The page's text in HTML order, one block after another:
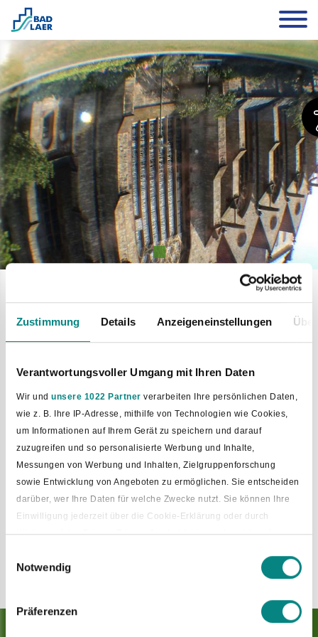
Zustimmung Details Anzeigeneinstellungen
Verantwortungsvoller Umgang mit Ihren Daten
Wir und unsere 1022 Partner verarbeiten Ihre persönlichen Daten,
wie z. B. Ihre IP-Adresse, mithilfe von Technologien wie Cookies,
um Informationen auf Ihrem Gerät zu speichern und darauf
zuzugreifen und so personalisierte Werbung und Inhalte,
Messungen von Werbung und Inhalten, Zielgruppenforschung
sowie Entwicklung von Angeboten zu ermöglichen. Sie entscheiden
darüber, wer Ihre Daten für welche Zwecke nutzt. Sie können Ihre
Einwilligung jederzeit über die Cookie-Erklärung oder durch
Klicken auf das Privacy Trigger Symbol ändern oder widerrufen
Wenn Sie es erlauben, würden wir auch gerne:
Notwendig
Präferenzen
Buchbare Erlebnisse
Buchen Sie direkt hier unsere Orts- und
Themenführungen!
Oder besuchen Sie uns zu den bekannten
Öffnungzeiten in der Tourist-Information
Bad Laer. Wir freuen uns auf Sie!
Aufgrund Ihrer Auswahl der Datenschutzrichtlinien ist eine
Anzeige von unserem Partnerbookingkitnicht möglich.
Zum anzeigen der Inhalte ändern Sie bitte Ihre
"Präferenzen" aus.